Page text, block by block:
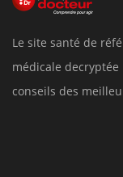
Le site santé de
médicale
conseils des